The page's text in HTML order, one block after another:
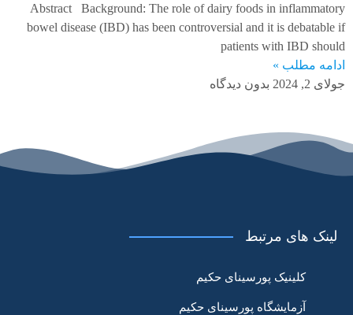
Abstract Background: The role of dairy foods in inflammatory
bowel disease (IBD) has been controversial and it is debatable if
patients with IBD should
ادامه مطلب »
جولای 2, 2024
بدون دیدگاه
لینک های مرتبط
کلینیک پورسینای حکیم
آزمایشگاه پورسینای حکیم